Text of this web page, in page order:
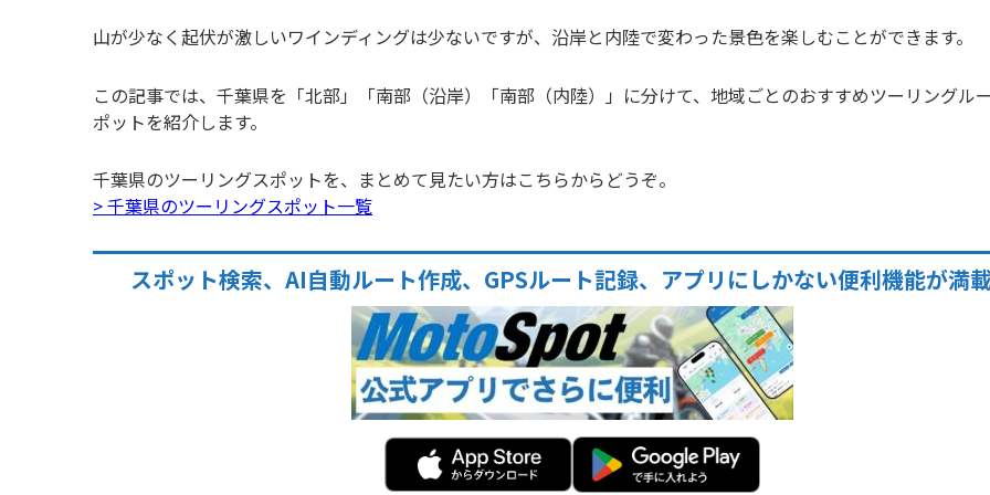
山が少なく起伏が激しいワインディングは少ないですが、沿岸と内陸で変わった景色を楽しむことができます。
この記事では、千葉県を「北部」「南部（沿岸）「南部（内陸）」に分けて、地域ごとのおすすめツーリングル
ポットを紹介します。
千葉県のツーリングスポットを、まとめて見たい方はこちらからどうぞ。
> 千葉県のツーリングスポット一覧
スポット検索、AI自動ルート作成、GPSルート記録、アプリにしかない便利機能が満載